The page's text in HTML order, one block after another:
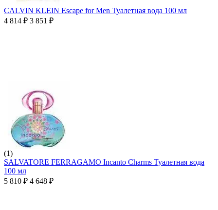
CALVIN KLEIN Escape for Men Туалетная вода 100 мл
4 814 ₽ 3 851 ₽
(1)
SALVATORE FERRAGAMO Incanto Charms Туалетная вода
100 мл
5 810 ₽ 4 648 ₽